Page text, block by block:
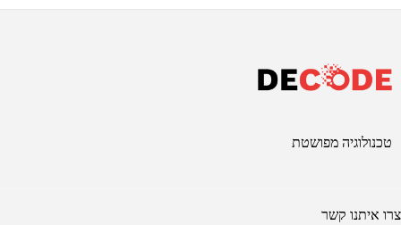
טכנולוגיה מפושטת
צרו איתנו קשר